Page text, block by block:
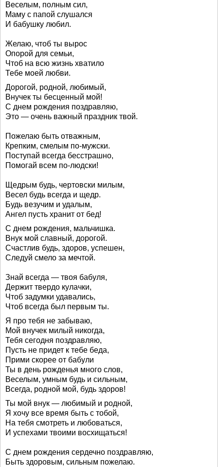
Веселым, полным сил,
Маму с папой слушался
И бабушку любил.
Желаю, чтоб ты вырос
Опорой для семьи,
Чтоб на всю жизнь хватило
Тебе моей любви.
Дорогой, родной, любимый,
Внучек ты бесценный мой!
С днем рождения поздравляю,
Это — очень важный праздник твой.
Пожелаю быть отважным,
Крепким, смелым по-мужски.
Поступай всегда бесстрашно,
Помогай всем по-людски!
Щедрым будь, чертовски милым,
Весел будь всегда и щедр.
Будь везучим и удалым,
Ангел пусть хранит от бед!
С днем рождения, мальчишка.
Внук мой славный, дорогой.
Счастлив будь, здоров, успешен,
Следуй смело за мечтой.
Знай всегда — твоя бабуля,
Держит твердо кулачки,
Чтоб задумки удавались,
Чтоб всегда был первым ты.
Я про тебя не забываю,
Мой внучек милый никогда,
Тебя сегодня поздравляю,
Пусть не придет к тебе беда,
Прими скорее от бабули
Ты в день рожденья много слов,
Веселым, умным будь и сильным,
Всегда, родной мой, будь здоров!
Ты мой внук — любимый и родной,
Я хочу все время быть с тобой,
На тебя смотреть и любоваться,
И успехами твоими восхищаться!
С днем рождения сердечно поздравляю,
Быть здоровым, сильным пожелаю.